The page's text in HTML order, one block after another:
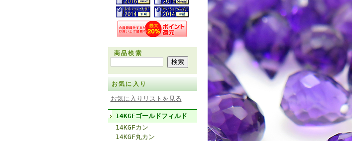
商品検索
お気に入り
お気に入りリストを見る
14KGFゴールドフィルド
14KGFカン
14KGF丸カン